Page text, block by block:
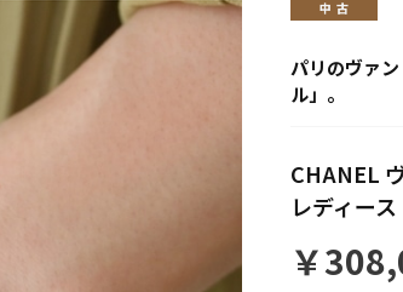
パリのヴァ
ル」。
CHANEL
レディー
￥